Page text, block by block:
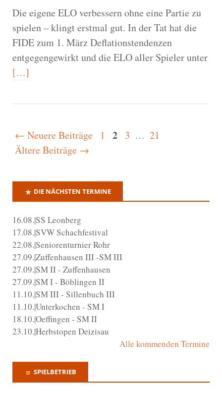
Die eigene ELO verbessern ohne eine Partie zu
spielen – klingt erstmal gut. In der Tat hat die
FIDE zum 1. März Deflationstendenzen
entgegengewirkt und die ELO aller Spieler unter
[…]
← Neuere Beiträge 1 2 3 … 21
Ältere Beiträge →
DIE NÄCHSTEN TERMINE
16.08.|SS Leonberg
17.08.|SVW Schachfestival
22.08.|Seniorenturnier Rohr
27.09.|Zuffenhausen III -SM III
27.09.|SM II - Zuffenhausen
27.09.|SM I - Böblingen II
11.10.|SM III - Sillenbuch III
11.10.|Unterkochen - SM I
18.10.|Oeffingen - SM II
23.10.|Herbstopen Deizisau
Alle kommenden Termine
SPIELBETRIEB